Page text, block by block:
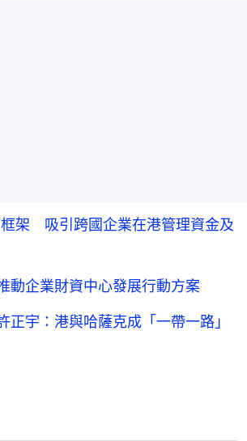
架 吸引跨國企業在港管理資金及
動企業財資中心發展行動方案
正宇：港與哈薩克成「一帶一路」